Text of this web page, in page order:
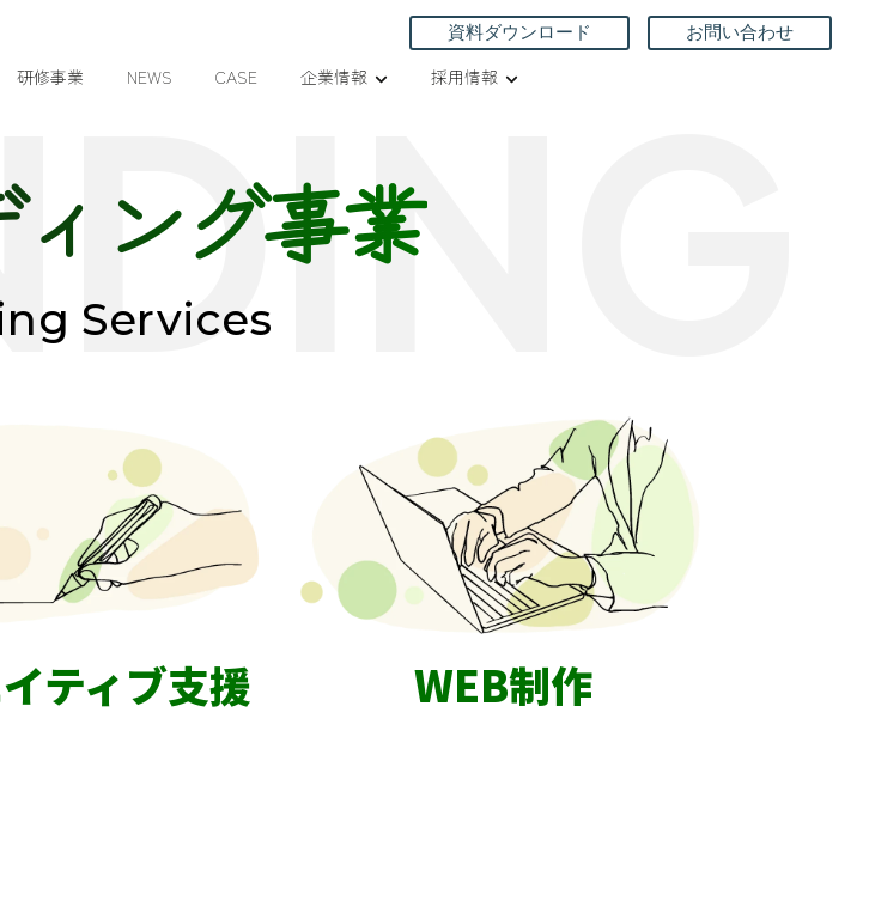
資料ダウンロード
お問い合わせ
研修事業 NEWS CASE 企業情報 採用情報
DIN
ィング事業
Services
ティブ支援 WEB制作